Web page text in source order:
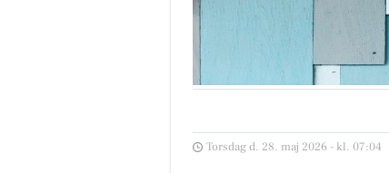
Torsdag d. 28. maj 2026 - kl. 07:04